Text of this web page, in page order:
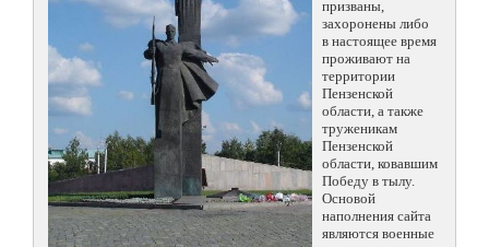
призваны,
захоронены либо
в настоящее время
проживают на
территории
Пензенской
области, а также
труженикам
Пензенской
области, ковавшим
Победу в тылу.
Основой
наполнения сайта
являются военные